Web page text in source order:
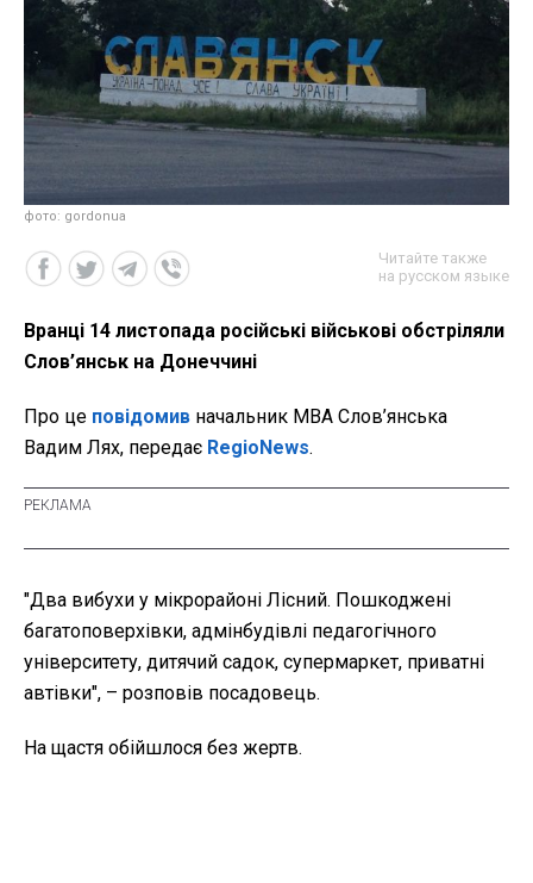
фото: gordonua
Читайте также
на русском языке
Вранці 14 листопада російські військові обстріляли
Слов’янськ на Донеччині
Про це повідомив начальник МВА Слов’янська
Вадим Лях, передає RegioNews.
"Два вибухи у мікрорайоні Лісний. Пошкоджені
багатоповерхівки, адмінбудівлі педагогічного
університету, дитячий садок, супермаркет, приватні
автівки", – розповів посадовець.
На щастя обійшлося без жертв.